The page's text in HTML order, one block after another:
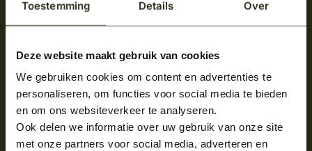
Toestemming Details Over
Deze website maakt gebruik van cookies
We gebruiken cookies om content en advertenties te
personaliseren, om functies voor social media te bieden
en om ons websiteverkeer te analyseren.
Ook delen we informatie over uw gebruik van onze site
met onze partners voor social media, adverteren en
over onze kempische bouwstijl!
Aanmelden voor de nieuwsbrief